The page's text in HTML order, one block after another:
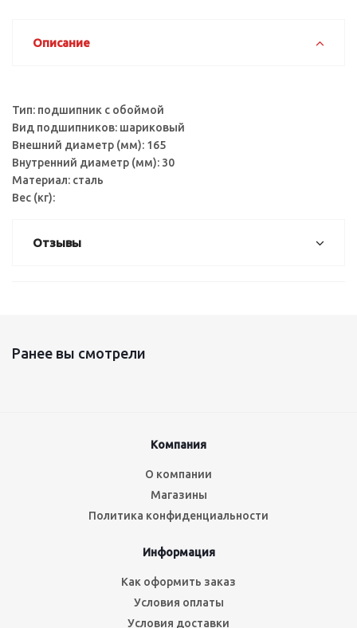
Описание
Тип: подшипник с обоймой
Вид подшипников: шариковый
Внешний диаметр (мм): 165
Внутренний диаметр (мм): 30
Материал: сталь
Вес (кг):
Отзывы
Ранее вы смотрели
Компания
О компании
Магазины
Политика конфиденциальности
Информация
Как оформить заказ
Условия оплаты
Условия доставки